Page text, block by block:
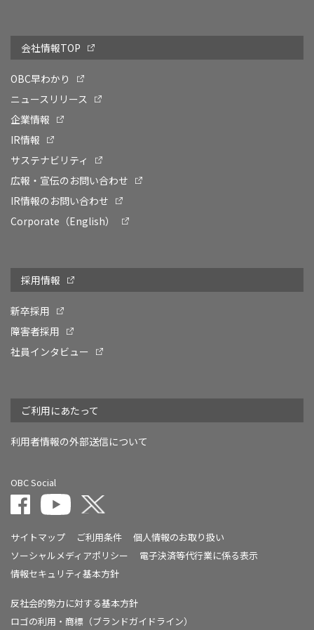
会社情報TOP
OBC早わかり
ニュースリリース
企業情報
IR情報
サステナビリティ
広報・宣伝のお問い合わせ
IR情報のお問い合わせ
Corporate（English）
採用情報
新卒採用
障害者採用
社員インタビュー
ご利用にあたって
利用者情報の外部送信について
OBC Social
サイトマップ ご利用条件
個人情報のお取り扱い
ソーシャルメディアポリシー
電子決済等代行業に係る表示
情報セキュリティ基本方針
反社会的勢力に対する基本方針
ロゴの利用・商標（ブランドガイドライン）